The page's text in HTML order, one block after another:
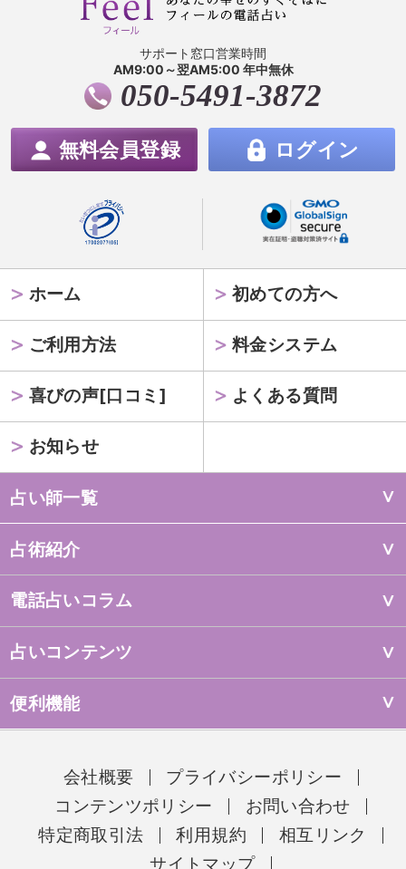
サポート窓口営業時間
AM9:00～翌AM5:00 年中無休
050-5491-3872
無料会員登録 ログイン
ホーム 初めての方へ
ご利用方法 料金システム
喜びの声[口コミ] よくある質問
お知らせ
占い師一覧
占術紹介
電話占いコラム
占いコンテンツ
便利機能
会社概要
プライバシーポリシー
コンテンツポリシー
お問い合わせ
特定商取引法
利用規約
相互リンク
サイトマップ